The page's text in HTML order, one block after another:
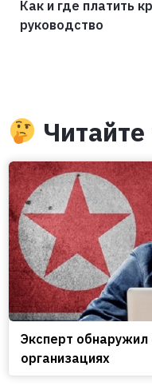
Как и где платить
руководство
Эксперт
организациях